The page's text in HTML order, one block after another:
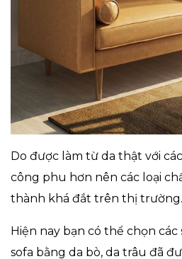
Do được làm từ da thật với
công phu hơn nên các loại
thành khá đắt trên thị trường.
Hiện nay bạn có thể chọn
sofa bằng da bò, da trâu đã